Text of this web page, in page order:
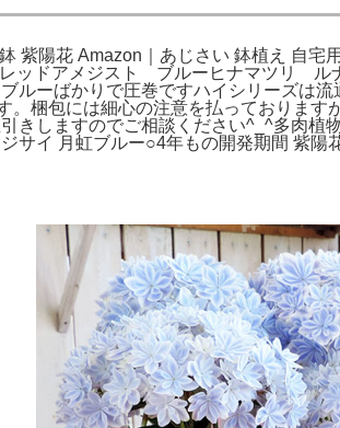
紫陽花 Amazon｜あじさい 鉢植え 自宅
ッドアメジスト ブルーヒナマツリ
ーばかりで圧巻ですハイシリーズは
梱包には細心の注意を払っております
引きしますのでご相談ください^_^多
月虹ブルー○4年もの開発期間 紫陽